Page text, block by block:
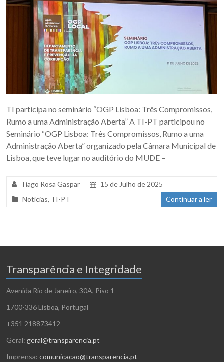
TI participa no seminário “OGP Lisboa: Três Compromissos,
Rumo a uma Administração Aberta” A TI-PT participou no
Seminário “OGP Lisboa: Três Compromissos, Rumo a uma
Administração Aberta” organizado pela Câmara Municipal de
Lisboa, que teve lugar no auditório do MUDE –
Tiago Rosa Gaspar
15 de Julho de 2025
Notícias, TI-PT Continuar a ler
Transparência e Integridade
Avenida Rio de Janeiro, 30A, Piso 1
1700-336 Lisboa, Portugal
+351 218873412
Geral: geral@transparencia.pt
Imprensa:comunicacao@transparencia.pt